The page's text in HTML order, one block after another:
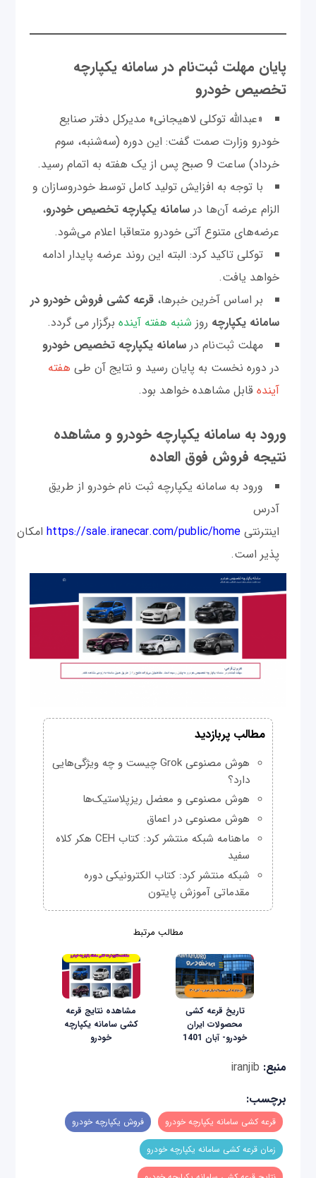
پایان مهلت ثبت‌نام در سامانه یکپارچه
تخصیص خودرو
«عبدالله توکلی لاهیجانی» مدیرکل دفتر صنایع
خودرو وزارت صمت گفت: این دوره (سه‌شنبه، سوم
خرداد) ساعت 9 صبح پس از یک هفته به اتمام رسید.
با توجه به افزایش تولید کامل توسط خودروسازان و
الزام عرضه آن‌ها درسامانه یکپارچه تخصیص خودرو،
عرضه‌های متنوع آتی خودرو متعاقبا اعلام می‌شود.
توکلی تاکید کرد: البته این روند عرضه پایدار ادامه
خواهد یافت.
بر اساس آخرین خبرها،قرعه کشی فروش خودرو در
سامانه یکپارچه روز شنبه هفته آینده برگزار می گردد.
مهلت ثبت‌نام درسامانه یکپارچه تخصیص خودرو
در دوره نخست به پایان رسید و نتایج آن طی هفته
آیندهقابل مشاهده خواهد بود.
ورود به سامانه یکپارچه خودرو و مشاهده
نتیجه فروش فوق العاده
ورود به سامانه یکپارچه ثبت نام خودرو از طریق
آدرس
اینترنتیhttps://sale.iranecar.com/public/home امکان
پذیر است.
مطالب پربازدید
هوش مصنوعی Grok چیست و چه ویژگی‌هایی
دارد؟
هوش مصنوعی و معضل ریزپلاستیک‌ها
هوش مصنوعی در اعماق
ماهنامه شبکه منتشر کرد: کتاب CEH هکر کلاه
سفید
شبکه منتشر کرد: کتاب الکترونیکی دوره
مقدماتی آموزش پایتون
مطالب مرتبط
تاریخ قرعه کشی
محصولات ایران
خودرو- آبان 1401
مشاهده نتایج قرعه
کشی سامانه یکپارچه
خودرو
منبع: iranjib
برچسب:
قرعه کشی سامانه یکپارچه خودرو فروش یکپارچه خودرو
زمان قرعه کشی سامانه یکپارچه خودرو